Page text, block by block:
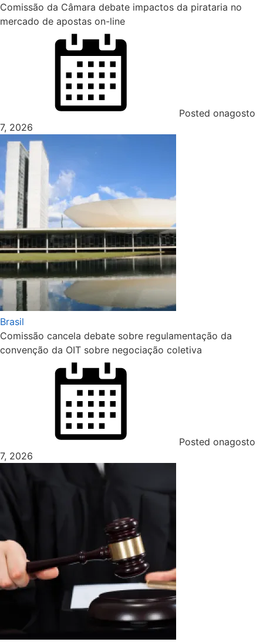
Comissão da Câmara debate impactos da pirataria no
mercado de apostas on-line
Posted onagosto
7, 2026
Brasil
Comissão cancela debate sobre regulamentação da
convenção da OIT sobre negociação coletiva
Posted onagosto
7, 2026